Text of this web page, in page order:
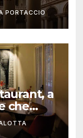
PORTACCIO
a
che
in